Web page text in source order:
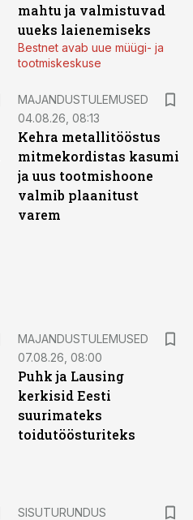
mahtu ja valmistuvad
uueks laienemiseks
Bestnet avab uue müügi- ja
tootmiskeskuse
MAJANDUSTULEMUSED
04.08.26, 08:13
Kehra metallitööstus
mitmekordistas kasumi
ja uus tootmishoone
valmib plaanitust
varem
MAJANDUSTULEMUSED
07.08.26, 08:00
Puhk ja Lausing
kerkisid Eesti
suurimateks
toidutöösturiteks
SISUTURUNDUS